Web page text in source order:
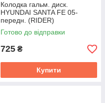
Колодка гальм. диск.
HYUNDAI SANTA FE 05-
передн. (RIDER)
RD.3323.DB4111
Готово до відправки
725 ₴
Купити